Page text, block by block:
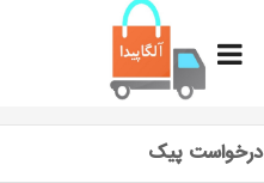
درخواست پیک